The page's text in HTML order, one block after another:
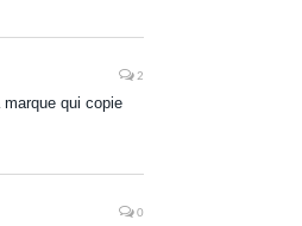
2
qui copie
0